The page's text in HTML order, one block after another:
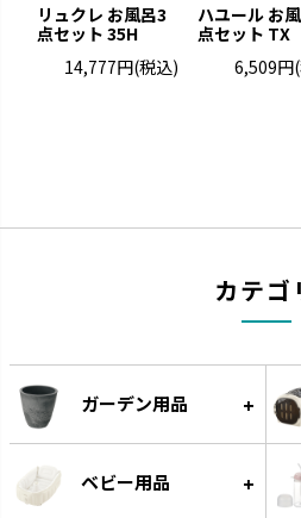
ラ
リュクレ お風呂3
点セット 35H
14,777円(税込)
ハユール お
点セット TX
6,509円
カテゴ
ガーデン用品
ベビー用品